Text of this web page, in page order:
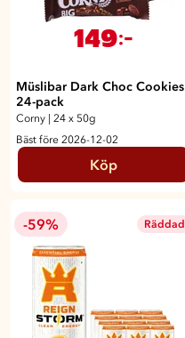
149:-
Müslibar Dark Choc Cookies
24-pack
Corny | 24 x 50g
Bäst före 2026-12-02
Köp
-59% Räddad